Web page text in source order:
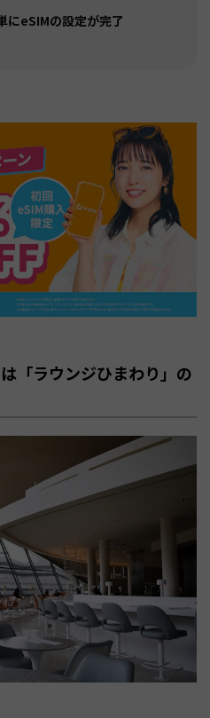
にeSIMの設定が完了
「ラウンジひまわり」の